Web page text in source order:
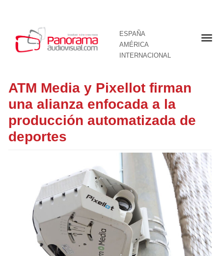
ESPAÑA
AMÉRICA
INTERNACIONAL
ATM Media y Pixellot firman
una alianza enfocada a la
producción automatizada de
deportes